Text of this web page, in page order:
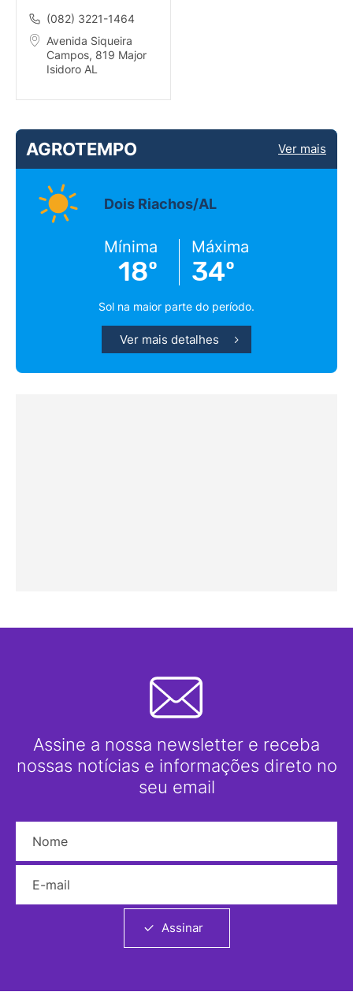
(082) 3221-1464
Avenida Siqueira
Campos, 819 Major
Isidoro AL
AGROTEMPO Ver mais
Dois Riachos/AL
Mínima
18º
Máxima
34º
Sol na maior parte do período.
Ver mais detalhes
Assine a nossa newsletter e receba
nossas notícias e informações direto no
seu email
Assinar